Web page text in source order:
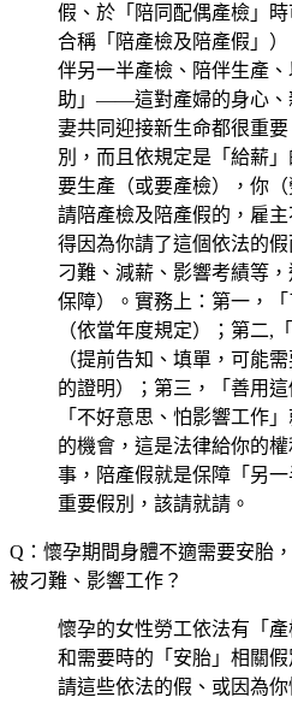
假、於「陪同配偶產檢」
合稱「陪產檢及陪產假」
伴另一半產檢、陪伴生產
助」——這對產婦的身心、
妻共同迎接新生命都很重
別，而且依規定是「給薪
要生產（或要產檢），你
請陪產檢及陪產假的，雇
得因為你請了這個依法的
刁難、減薪、影響考績等
保障）。實務上：第一，「
（依當年度規定）；第二,
（提前告知、填單，可能
的證明）；第三，「善用
「不好意思、怕影響工作
的機會，這是法律給你的
事，陪產假就是保障「另
重要假別，該請就請。
Q：懷孕期間身體不適需要安胎
被刁難、影響工作？
懷孕的女性勞工依法有「產
和需要時的「安胎」相關
請這些依法的假、或因為